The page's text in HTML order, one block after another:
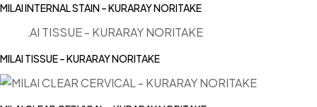
MILAI INTERNAL STAIN – KURARAY NORITAKE
MILAI TISSUE – KURARAY NORITAKE